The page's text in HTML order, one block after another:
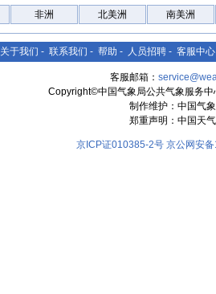
非洲 北美洲 南美洲
关于我们 - 联系我们 - 帮助 - 人员招聘 - 客服中心
客服邮箱：
Copyright©中国气象局公共气象服务
制作维护：中国气
郑重声明：中国天
京ICP证010385-2号 京公网安